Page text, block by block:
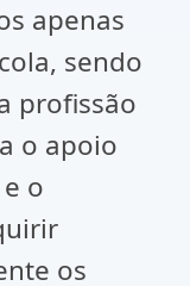
apenas
sendo
profissão
o apoio
o
os